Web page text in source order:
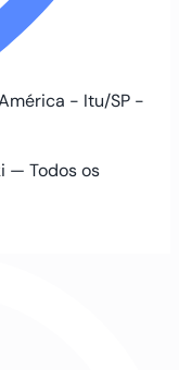
- Itu/SP -
— Todos os